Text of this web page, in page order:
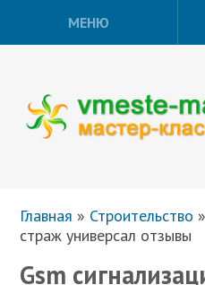
МЕНЮ
Главная » Строительство »
страж универсал отзывы
Gsm